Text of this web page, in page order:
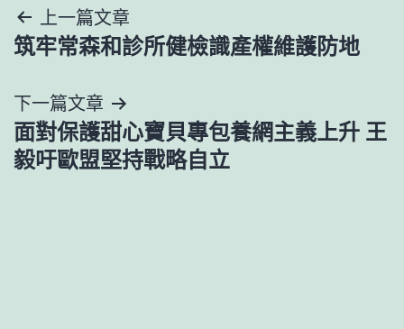
文
章
導
覽
上一篇文章
筑牢常森和診所健檢識產權維護防地
下一篇文章
面對保護甜心寶貝專包養網主義上升 王
毅吁歐盟堅持戰略自立